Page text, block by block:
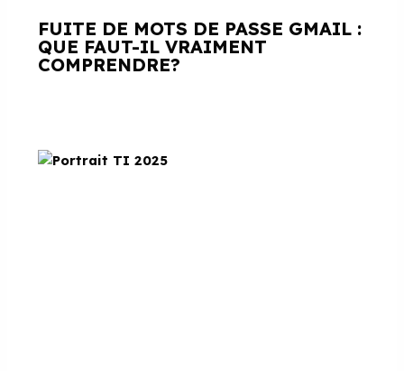
FUITE DE MOTS DE PASSE GMAIL :
QUE FAUT-IL VRAIMENT
COMPRENDRE?